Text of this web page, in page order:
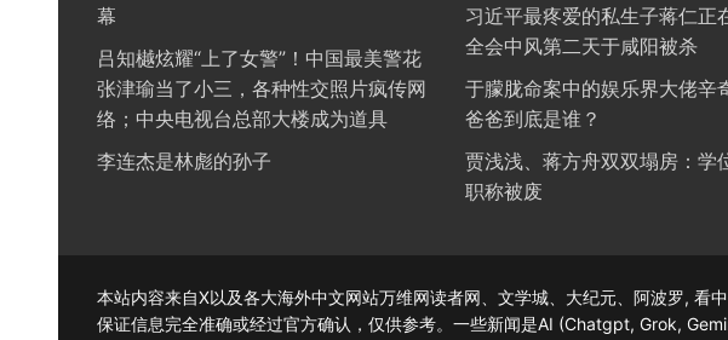
幕
吕知樾炫耀“上了女警”！中国最美警花
张津瑜当了小三，各种性交照片疯传网
络；中央电视台总部大楼成为道具
李连杰是林彪的孙子
习近平最疼爱的私生子蒋仁正
全会中风第二天于咸阳被杀
于朦胧命案中的娱乐界大佬辛
爸爸到底是谁？
贾浅浅、蒋方舟双双塌房：学
职称被废
本站内容来自X以及各大海外中文网站万维网读者网、文学城、大纪元、阿波罗,
保证信息完全准确或经过官方确认，仅供参考。一些新闻是AI (Chatgpt, Grok,